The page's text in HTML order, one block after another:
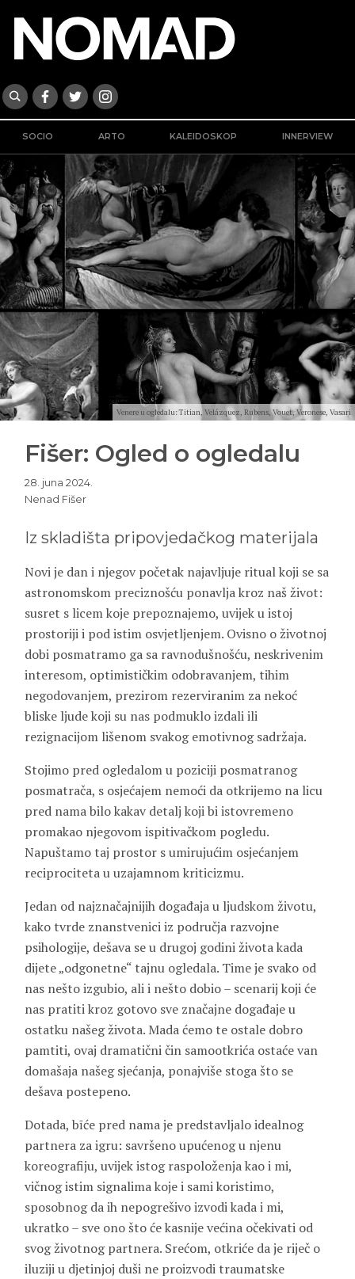
SOCIO ARTO KALEIDOSKOP INNERVIEW
Venere u ogledalu: Titian, Velázquez, Rubens, Vouet, Veronese, Vasari
Fišer: Ogled o ogledalu
28. juna 2024.
Nenad Fišer
Iz skladišta pripovjedačkog materijala
Novi je dan i njegov početak najavljuje ritual koji se sa
astronomskom preciznošću ponavlja kroz naš život:
susret s licem koje prepoznajemo, uvijek u istoj
prostoriji i pod istim osvjetljenjem. Ovisno o životnoj
dobi posmatramo ga sa ravnodušnošću, neskrivenim
interesom, optimističkim odobravanjem, tihim
negodovanjem, prezirom rezerviranim za nekoć
bliske ljude koji su nas podmuklo izdali ili
rezignacijom lišenom svakog emotivnog sadržaja.
Stojimo pred ogledalom u poziciji posmatranog
posmatrača, s osjećajem nemoći da otkrijemo na licu
pred nama bilo kakav detalj koji bi istovremeno
promakao njegovom ispitivačkom pogledu.
Napuštamo taj prostor s umirujućim osjećanjem
reciprociteta u uzajamnom kriticizmu.
Jedan od najznačajnijih događaja u ljudskom životu,
kako tvrde znanstvenici iz područja razvojne
psihologije, dešava se u drugoj godini života kada
dijete „odgonetne“ tajnu ogledala. Time je svako od
nas nešto izgubio, ali i nešto dobio – scenarij koji će
nas pratiti kroz gotovo sve značajne događaje u
ostatku našeg života. Mada ćemo te ostale dobro
pamtiti, ovaj dramatični čin samootkrića ostaće van
domašaja našeg sjećanja, ponajviše stoga što se
dešava postepeno.
Dotada, bīće pred nama je predstavljalo idealnog
partnera za igru: savršeno upućenog u njenu
koreografiju, uvijek istog raspoloženja kao i mi,
vičnog istim signalima koje i sami koristimo,
sposobnog da ih nepogrešivo izvodi kada i mi,
ukratko – sve ono što će kasnije većina očekivati od
svog životnog partnera. Srećom, otkriće da je riječ o
iluziji u djetinjoj duši ne proizvodi traumatske